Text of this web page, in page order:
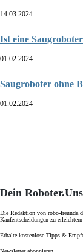
14.03.2024
Ist eine
01.02.2024
Saugroboter ohne
01.02.2024
Dein Roboter.
Die Redaktion von robo-
Kaufentscheidungen zu
Erhalte kostenlose Tipps &